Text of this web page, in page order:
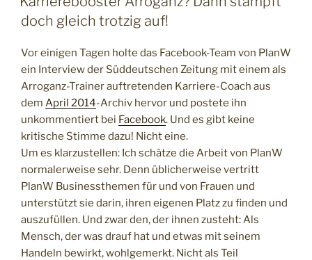
doch gleich trotzig auf!
Vor einigen Tagen holte das Facebook-Team von PlanW
ein Interview der Süddeutschen Zeitung mit einem als
Arroganz-Trainer auftretenden Karriere-Coach aus
dem April 2014-Archiv hervor und postete ihn
unkommentiert bei Facebook. Und es gibt keine
kritische Stimme dazu! Nicht eine.
Um es klarzustellen: Ich schätze die Arbeit von PlanW
normalerweise sehr. Denn üblicherweise vertritt
PlanW Businessthemen für und von Frauen und
unterstützt sie darin, ihren eigenen Platz zu finden und
auszufüllen. Und zwar den, der ihnen zusteht: Als
Mensch, der was drauf hat und etwas mit seinem
Handeln bewirkt, wohlgemerkt. Nicht als Teil